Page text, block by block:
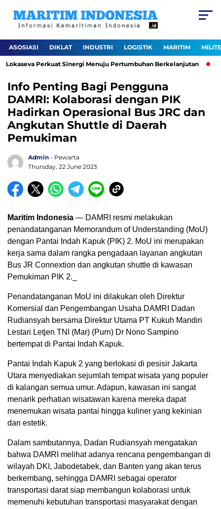
ASOSIASI DIKLAT INDUSTRI LOGISTIK MARITIM
Perkuat Sinergi Menuju Pertumbuhan Berkelanjutan
Info Penting Bagi Pengguna
DAMRI: Kolaborasi dengan PIK
Hadirkan Operasional Bus JRC dan
Angkutan Shuttle di Daerah
Pemukiman
Admin - Pewarta
Thursday, 22 June 2023
Maritim Indonesia — DAMRI resmi melakukan
penandatanganan Memorandum of Understanding (MoU)
dengan Pantai Indah Kapuk (PIK) 2. MoU ini merupakan
kerja sama dalam rangka pengadaan layanan angkutan
Bus JR Connextion dan angkutan shuttle di kawasan
Pemukiman PIK 2._
Penandatanganan MoU ini dilakukan oleh Direktur
Komersial dan Pengembangan Usaha DAMRI Dadan
Rudiansyah bersama Direktur Utama PT Kukuh Mandiri
Lestari Letjen TNI (Mar) (Purn) Dr Nono Sampino
bertempat di Pantai Indah Kapuk.
Pantai Indah Kapuk 2 yang berlokasi di pesisir Jakarta
Utara menyediakan sejumlah tempat wisata yang populer
di kalangan semua umur. Adapun, kawasan ini sangat
menarik perhatian wisatawan karena mereka dapat
menemukan wisata pantai hingga kuliner yang kekinian
dan estetik.
Dalam sambutannya, Dadan Rudiansyah mengatakan
bahwa DAMRI melihat adanya rencana pengembangan di
wilayah DKI, Jabodetabek, dan Banten yang akan terus
berkembang, sehingga DAMRI sebagai operator
transportasi darat siap membangun kolaborasi untuk
memenuhi kebutuhan transportasi masyarakat dengan